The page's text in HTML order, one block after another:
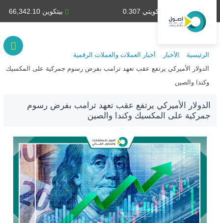
بيتكوين 66,342.10 دينار كويتي 0.307
الرئيسية الأخبار
أخبار العملات والعملات الرقمية
الدولار الأميركي يرتفع عقب تعهد ترامب بفرض رسوم جمركية على المكسيك
وكندا والصين
الدولار الأميركي يرتفع عقب تعهد ترامب بفرض رسوم
جمركية على المكسيك وكندا والصين